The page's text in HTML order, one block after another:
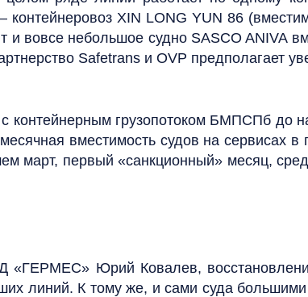
XIN LONG YUN 86
и вовсе небольшое судно SASCO ANIVA
Safetrans и OVP предполагает
контейнерным грузопотоком БМПСПб до
вместимость судов на сервисах в
март, первый «санкционный» месяц,
«ГЕРМЕС» Юрий Ковалев,
линий. К тому же, и сами суда